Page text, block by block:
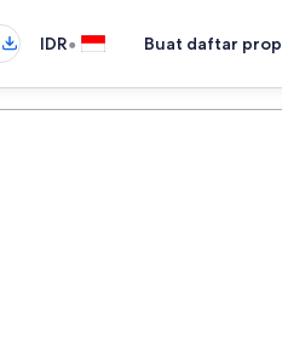
IDR• Buat daftar